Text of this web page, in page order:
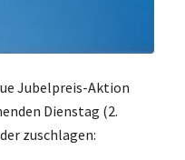
Jubelpreis-Aktion
Dienstag (2.
zuschlagen: